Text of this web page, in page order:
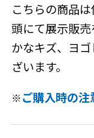
こちらの商品
頭にて展示販
かなキズ、ヨ
ざいます。
※ご購入時の注